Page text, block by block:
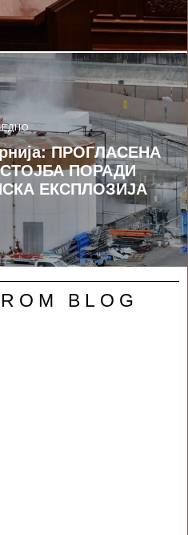
ПРОГЛАСЕНА
ПОРАДИ
ЕКСПЛОЗИЈА
BLOG